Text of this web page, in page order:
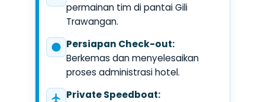
permainan tim di pantai Gili
Trawangan.
Persiapan Check-out:
Berkemas dan menyelesaikan
proses administrasi hotel.
Private Speedboat: